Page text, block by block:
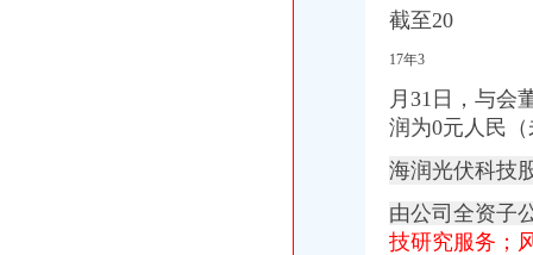
截至20
17年3
月31日，与会
润为0元人民
海润光伏科技
由公司全资子
技研究服务；